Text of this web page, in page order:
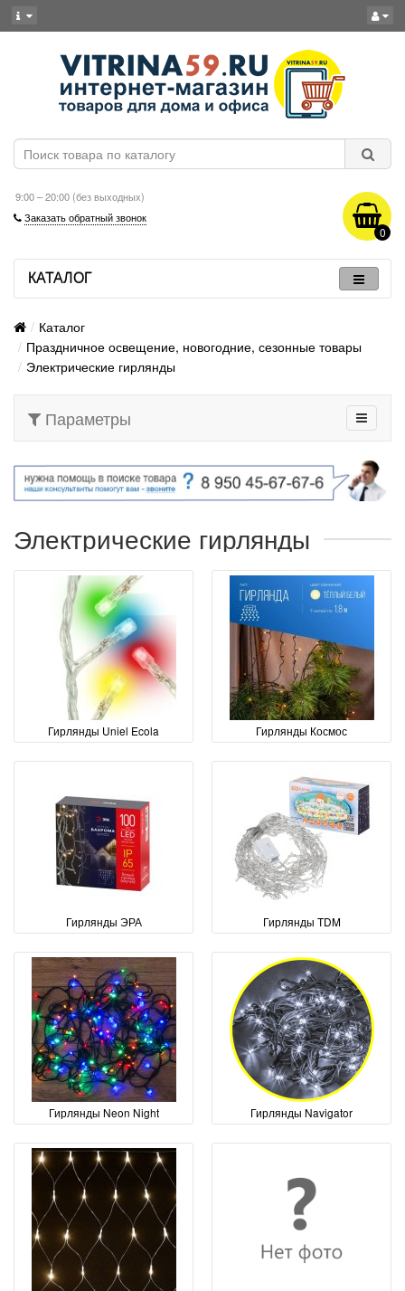
9:00 – 20:00 (без выходных)
Заказать обратный звонок
0
КАТАЛОГ
Каталог
Праздничное освещение, новогодние, сезонные товары
Электрические гирлянды
Параметры
Электрические гирлянды
Гирлянды Uniel Ecola Гирлянды Космос
Гирлянды ЭРА Гирлянды TDM
Гирлянды Neon Night Гирлянды Navigator